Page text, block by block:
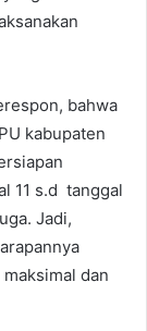
bahwa
kabupaten
11 s.d tanggal
Jadi,
dan